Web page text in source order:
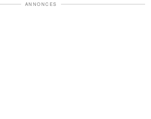
ANNONCES